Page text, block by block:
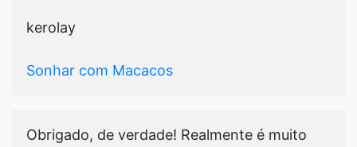
kerolay
Sonhar com Macacos
Obrigado, de verdade! Realmente é muito